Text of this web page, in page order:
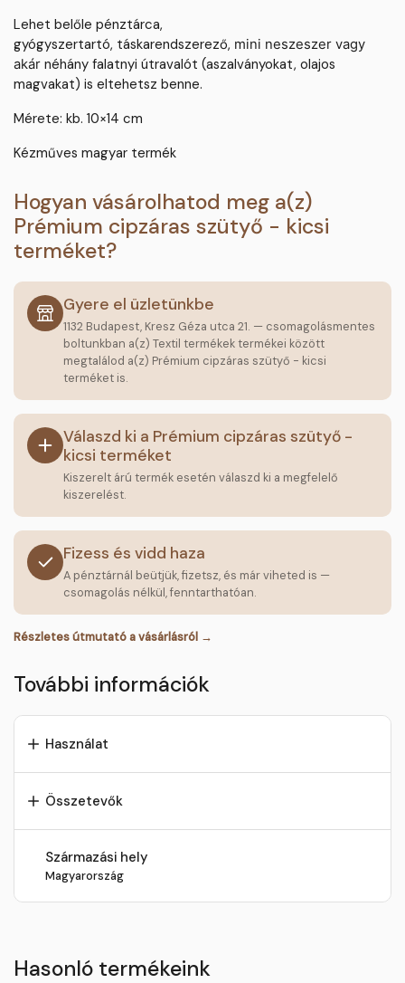
Lehet belőle pénztárca,
gyógyszertartó, táskarendszerező, mini neszeszer vagy
akár néhány falatnyi útravalót (aszalványokat, olajos
magvakat) is eltehetsz benne.
Mérete: kb. 10×14 cm
Kézműves magyar termék
Hogyan vásárolhatod meg a(z)
Prémium cipzáras szütyő - kicsi
terméket?
Gyere el üzletünkbe
1132 Budapest, Kresz Géza utca 21. — csomagolásmentes
boltunkban a(z) Textil termékek termékei között
megtalálod a(z) Prémium cipzáras szütyő - kicsi
terméket is.
Válaszd ki a Prémium cipzáras szütyő -
kicsi terméket
Kiszerelt árú termék esetén válaszd ki a megfelelő
kiszerelést.
Fizess és vidd haza
A pénztárnál beütjük, fizetsz, és már viheted is —
csomagolás nélkül, fenntarthatóan.
Részletes útmutató a vásárlásról →
További információk
Használat
Összetevők
Származási hely
Magyarország
Hasonló termékeink